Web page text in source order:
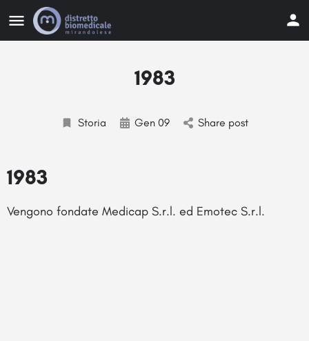
1983
Storia Gen 09 Share post
1983
Vengono fondate Medicap S.r.l. ed Emotec S.r.l.